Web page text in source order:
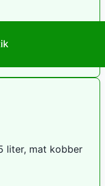
liter, mat kobber